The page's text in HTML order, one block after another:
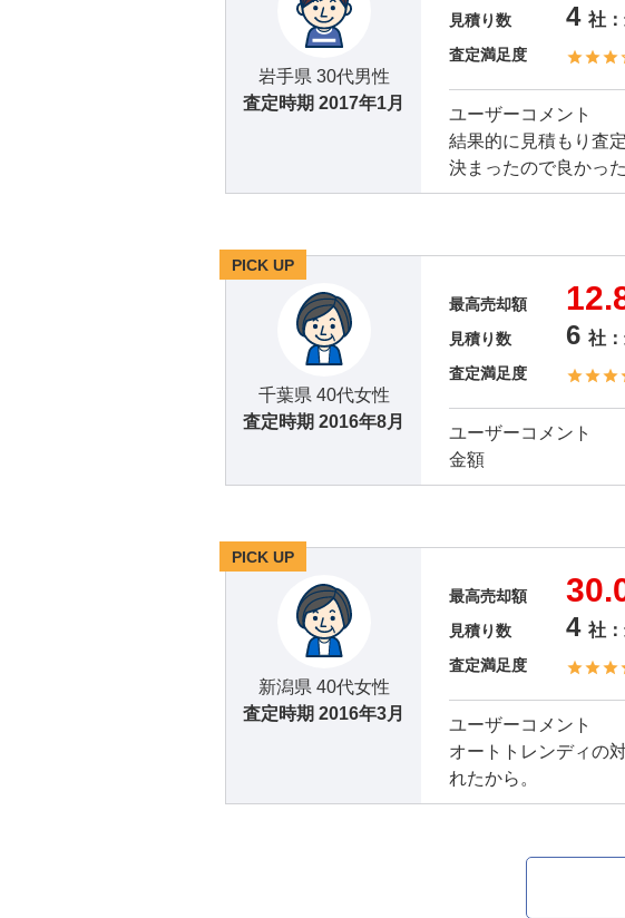
岩手県 30代男性
査定時期 2017年1月
見積り数 4 社
査定満足度
ユーザーコメント
結果的に見積もり査
決まったので良かった
PICK UP
千葉県 40代女性
査定時期 2016年8月
最高売却額
見積り数 6 社
査定満足度
ユーザーコメント
金額
PICK UP
新潟県 40代女性
査定時期 2016年3月
最高売却額
見積り数 4 社
査定満足度
ユーザーコメント
オートトレンディの
れたから。